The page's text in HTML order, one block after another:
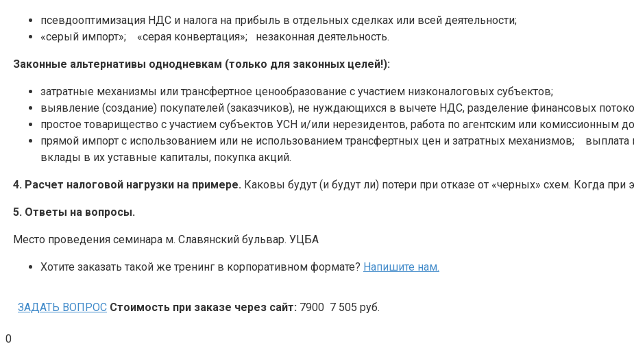
псевдооптимизация НДС и налога на прибыль в отдельных сделках или всей деятельности;
«серый импорт»; «серая конвертация»; незаконная деятельность.
Законные альтернативы однодневкам (только для законных целей!):
затратные механизмы или трансфертное ценообразование с участием низконалоговых субъектов;
выявление (создание) покупателей (заказчиков), не нуждающихся в вычете НДС, разделение финансовых
простое товарищество с участием субъектов УСН и/или нерезидентов, работа по агентским или комиссионным
прямой импорт с использованием или не использованием трансфертных цен и затратных механизмов; выплата
вклады в их уставные капиталы, покупка акций.
4. Расчет налоговой нагрузки на примере. Каковы будут (и будут ли) потери при отказе от «черных» схем. Когда
5. Ответы на вопросы.
Место проведения семинара м. Славянский бульвар. УЦБА
Хотите заказать такой же тренинг в корпоративном формате? Напишите нам.
ЗАДАТЬ ВОПРОС Стоимость при заказе через сайт: 7900 7 505 руб.
0